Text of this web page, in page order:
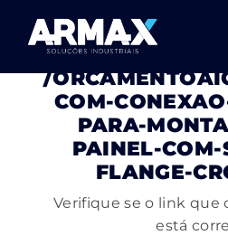
PÁGINA NÃO
/
COM-
PARA-
PAINEL-COM-
FLANGE-
Verifique se o link que
está